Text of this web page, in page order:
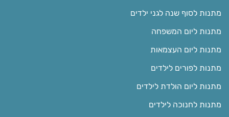
מתנות לסוף שנה לגני ילדים
מתנות ליום המשפחה
מתנות ליום העצמאות
מתנות לפורים לילדים
מתנות ליום הולדת לילדים
מתנות לחנוכה לילדים